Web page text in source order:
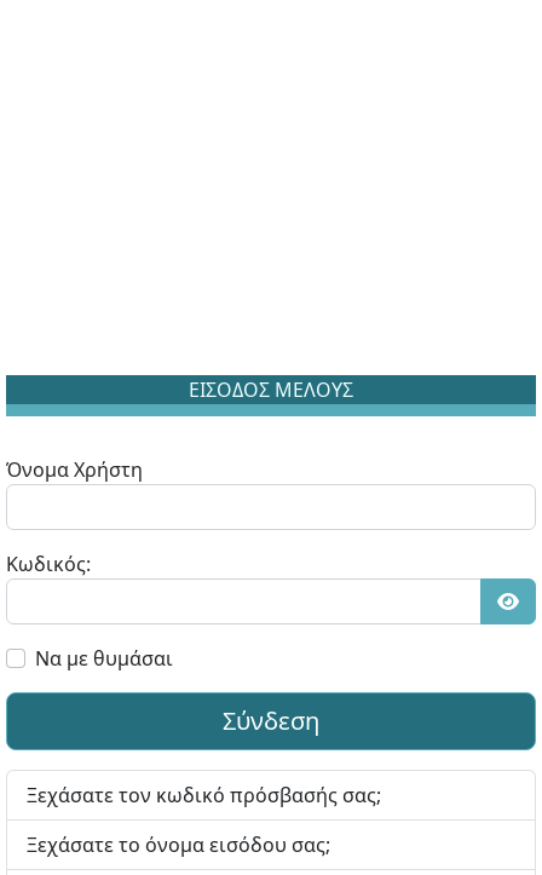
ΕΙΣΟΔΟΣ ΜΕΛΟΥΣ
Όνομα Χρήστη
Κωδικός:
Να με θυμάσαι
Σύνδεση
Ξεχάσατε τον κωδικό πρόσβασής σας;
Ξεχάσατε το όνομα εισόδου σας;